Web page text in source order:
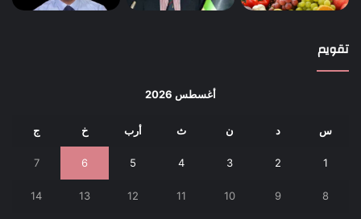
تقويم
أغسطس 2026
س د ن ث أرب خ ج
1
2
3
4
5
6
7
8
9
10
11
12
13
14